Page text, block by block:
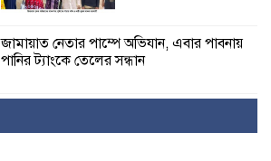
জামায়াত নেতার পাম্পে অভিযান, এবার পাবনায়
পানির ট্যাংকে তেলের সন্ধান